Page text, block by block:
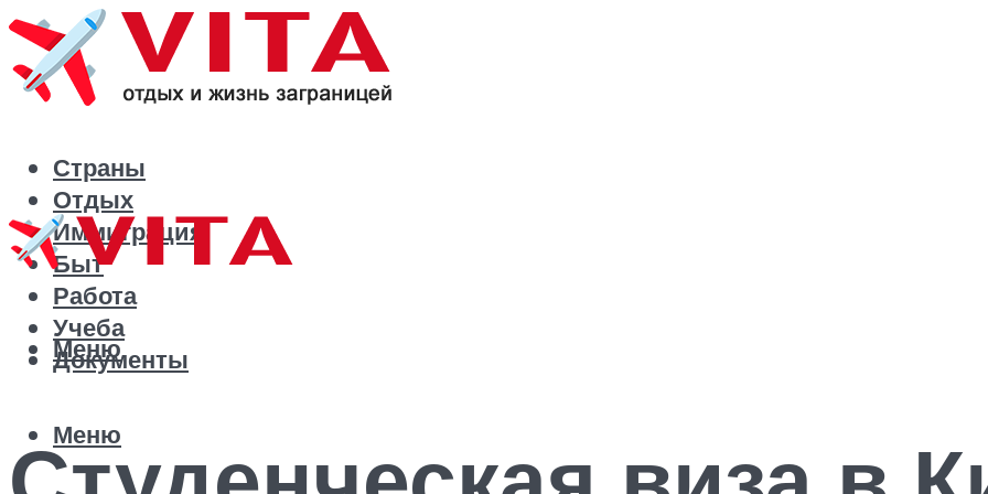
Страны
Отдых
Иммиграция
Быт
Работа
Учеба
Документы
Меню
Меню